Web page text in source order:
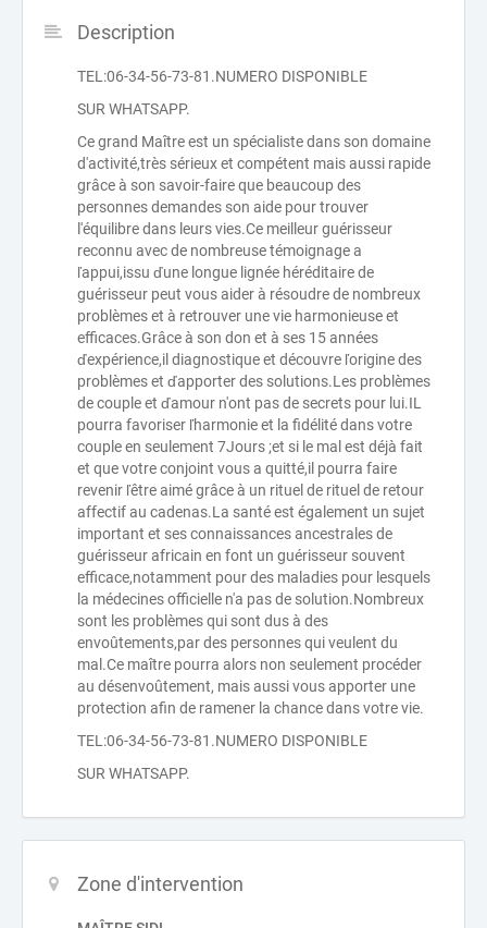
Description
TEL:06-34-56-73-81.NUMERO DISPONIBLE
SUR WHATSAPP.
Ce grand Maître est un spécialiste dans son domaine
d'activité,très sérieux et compétent mais aussi rapide
grâce à son savoir-faire que beaucoup des
personnes demandes son aide pour trouver
l'équilibre dans leurs vies.Ce meilleur guérisseur
reconnu avec de nombreuse témoignage a
ľappui,issu ďune longue lignée héréditaire de
guérisseur peut vous aider à résoudre de nombreux
problèmes et à retrouver une vie harmonieuse et
efficaces.Grâce à son don et à ses 15 années
ďexpérience,il diagnostique et découvre ľorigine des
problèmes et ďapporter des solutions.Les problèmes
de couple et ďamour n'ont pas de secrets pour lui.IL
pourra favoriser ľharmonie et la fidélité dans votre
couple en seulement 7Jours ;et si le mal est déjà fait
et que votre conjoint vous a quitté,il pourra faire
revenir ľêtre aimé grâce à un rituel de rituel de retour
affectif au cadenas.La santé est également un sujet
important et ses connaissances ancestrales de
guérisseur africain en font un guérisseur souvent
efficace,notamment pour des maladies pour lesquels
la médecines officielle n'a pas de solution.Nombreux
sont les problèmes qui sont dus à des
envoûtements,par des personnes qui veulent du
mal.Ce maître pourra alors non seulement procéder
au désenvoûtement, mais aussi vous apporter une
protection afin de ramener la chance dans votre vie.
TEL:06-34-56-73-81.NUMERO DISPONIBLE
SUR WHATSAPP.
Zone d'intervention